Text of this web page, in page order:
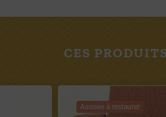
CES
Assises à restaurer